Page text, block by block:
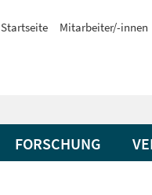
Startseite Mitarbeiter/-innen
FORSCHUNG